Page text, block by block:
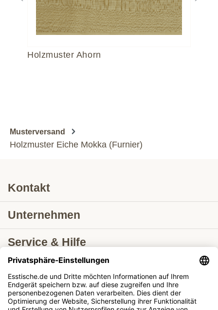
Holzmuster Ahorn
Musterversand
Holzmuster Eiche Mokka (Furnier)
Kontakt
Unternehmen
Service & Hilfe
Lieferung nach
Tische ausziehbar